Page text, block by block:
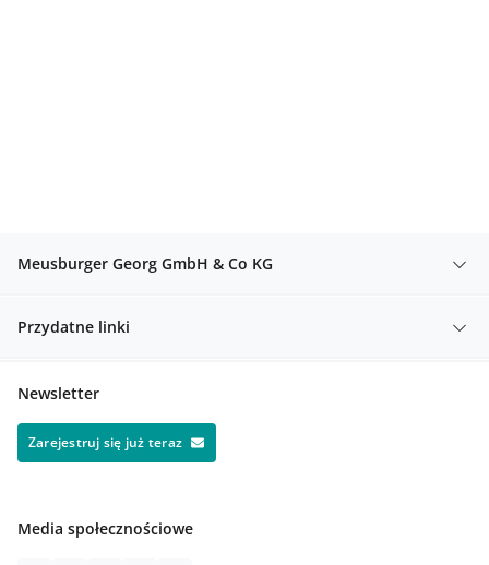
Meusburger Georg GmbH & Co KG
Przydatne linki
Newsletter
Zarejestruj się już teraz
Media społecznościowe